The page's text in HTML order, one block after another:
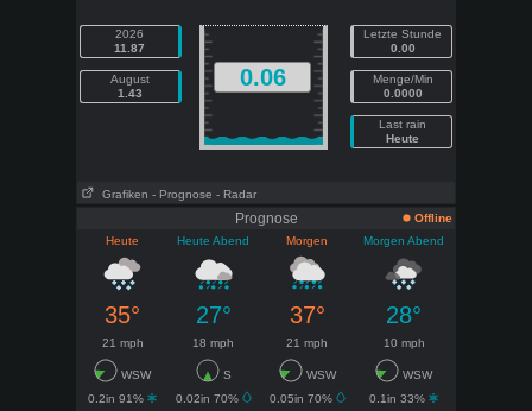
2026
11.87
August
1.43
0.06
Letzte Stunde
0.00
Menge/Min
0.0000
Last rain
Heute
Grafiken - Prognose - Radar
Prognose
Offline
Heute
Heute Abend Morgen Morgen Abend
35° 27° 37° 28°
21 mph 18 mph 21 mph 10 mph
WSW S WSW
WSW
0.2in 91%
0.02in 70% 0.05in 70%
0.1in 33%